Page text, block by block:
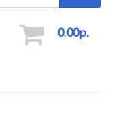
0.00р.